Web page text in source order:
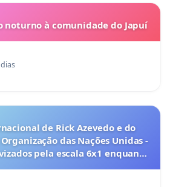
noturno à comunidade do Japuí
de Rick Azevedo e do
das Nações Unidas -
pela escala 6x1 enquanto